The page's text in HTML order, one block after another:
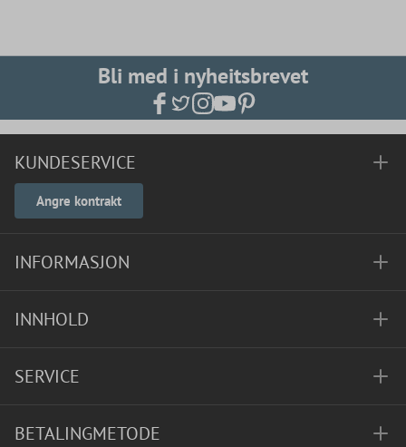
Bli med i nyheitsbrevet
KUNDESERVICE
Angre kontrakt
INFORMASJON
INNHOLD
SERVICE
BETALINGMETODE